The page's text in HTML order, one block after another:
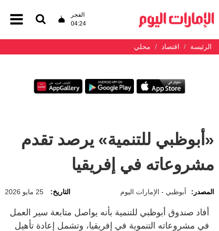
الفجر
04:24
الرئيسة اقتصاد محلي
«أبوظبي للتنمية» يرصد تقدم
مشروعاته في إفريقيا
المصدر: أبوظبي - الإمارات اليوم التاريخ: 25 مايو 2026
أفاد صندوق أبوظبي للتنمية بأنه يواصل متابعة سير العمل
في مشروعاته التنموية في إفريقيا، وتشمل إعادة تأهيل